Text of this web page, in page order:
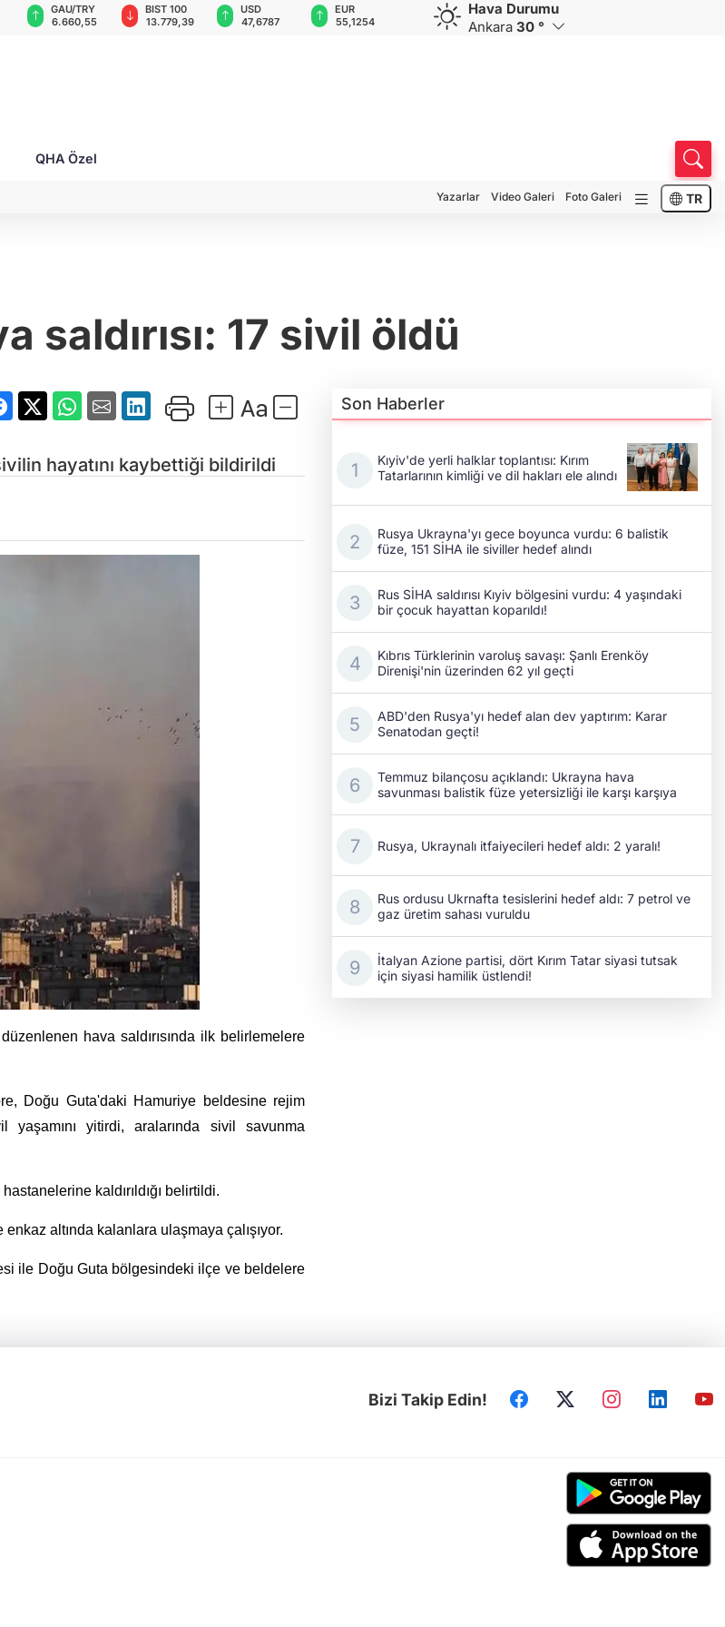
GAU/TRY
6.660,55
BIST 100
13.779,39
USD
47,6787
EUR
55,1254
GBP
64,3468
CHF
59,0083
Hava Durumu
Ankara 30 °
QHA Özel
Yazarlar Video Galeri Foto Galeri TR
saldırısı: 17 sivil öldü
hayatını kaybettiği bildirildi
hava saldırısında ilk belirlemelere
Doğu Guta'daki Hamuriye beldesine rejim
yaşamını yitirdi, aralarında sivil savunma
kaldırıldığı belirtildi.
altında kalanlara ulaşmaya çalışıyor.
ile Doğu Guta bölgesindeki ilçe ve beldelere
Son Haberler
Kıyiv'de yerli halklar toplantısı: Kırım
Tatarlarının kimliği ve dil hakları ele alındı
Rusya Ukrayna'yı gece boyunca vurdu: 6 balistik
füze, 151 SİHA ile siviller hedef alındı
Rus SİHA saldırısı Kıyiv bölgesini vurdu: 4 yaşındaki
bir çocuk hayattan koparıldı!
Kıbrıs Türklerinin varoluş savaşı: Şanlı Erenköy
Direnişi'nin üzerinden 62 yıl geçti
ABD'den Rusya'yı hedef alan dev yaptırım: Karar
Senatodan geçti!
Temmuz bilançosu açıklandı: Ukrayna hava
savunması balistik füze yetersizliği ile karşı karşıya
Rusya, Ukraynalı itfaiyecileri hedef aldı: 2 yaralı!
Rus ordusu Ukrnafta tesislerini hedef aldı: 7 petrol ve
gaz üretim sahası vuruldu
İtalyan Azione partisi, dört Kırım Tatar siyasi tutsak
için siyasi hamilik üstlendi!
Bizi Takip Edin!